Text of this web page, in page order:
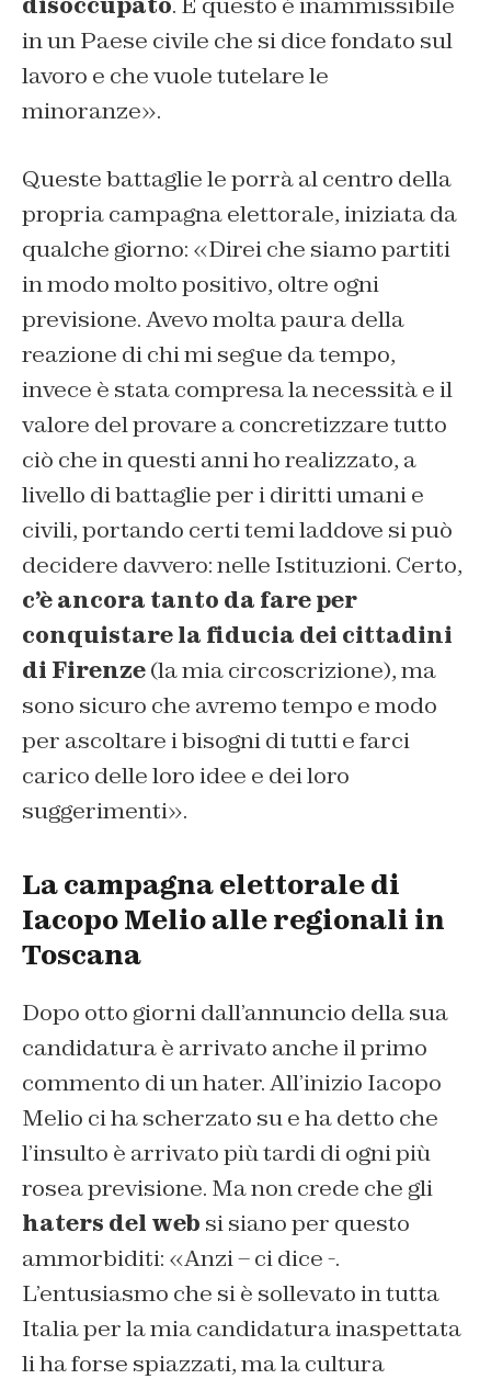
in un Paese civile che si dice fondato sul
lavoro e che vuole tutelare le
minoranze».
Queste battaglie le porrà al centro della
propria campagna elettorale, iniziata da
qualche giorno: «Direi che siamo partiti
in modo molto positivo, oltre ogni
previsione. Avevo molta paura della
reazione di chi mi segue da tempo,
invece è stata compresa la necessità e il
valore del provare a concretizzare tutto
ciò che in questi anni ho realizzato, a
livello di battaglie per i diritti umani e
civili, portando certi temi laddove si può
decidere davvero: nelle Istituzioni. Certo,
c’è ancora tanto da fare per
conquistare la fiducia dei cittadini
di Firenze(la mia circoscrizione), ma
sono sicuro che avremo tempo e modo
per ascoltare i bisogni di tutti e farci
carico delle loro idee e dei loro
suggerimenti».
La campagna elettorale di
Iacopo Melio alle regionali in
Toscana
Dopo otto giorni dall’annuncio della sua
candidatura è arrivato anche il primo
commento di un hater. All’inizio Iacopo
Melio ci ha scherzato su e ha detto che
l’insulto è arrivato più tardi di ogni più
rosea previsione. Ma non crede che gli
haters del web si siano per questo
ammorbiditi: «Anzi – ci dice -.
L’entusiasmo che si è sollevato in tutta
Italia per la mia candidatura inaspettata
li ha forse spiazzati, ma la cultura